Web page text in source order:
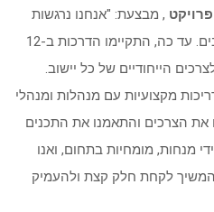
, מבצעת: "אנחנו נרגשות
מההיענות המרשימה של היישובים. עד כה, התקיימו הדרכות ב-12
הייחודיים של כל יישוב.
מקצועיות עם מנהלות ומנהלי
את הצרכים והתאמנו את התכנים
מנחות, מומחיות בתחום, ואנו
לקחת חלק קצת ולהעמיק